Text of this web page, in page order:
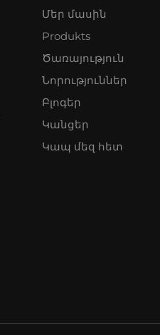
Մեր մասին
Produkts
Ծառայություն
Նորություններ
Բլոգեր
Կանցեր
Կապ մեզ հետ